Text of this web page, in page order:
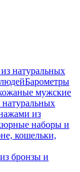
натуральных
Барометры
мужские
натуральных
из
наборы и
кошельки,
бронзы и